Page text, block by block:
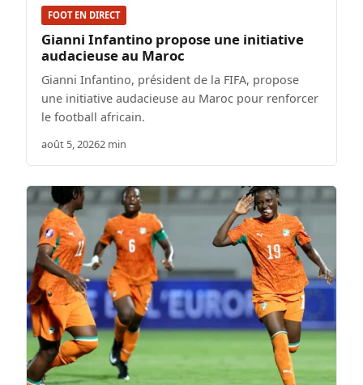
FOOT EN DIRECT
Gianni Infantino propose une initiative
audacieuse au Maroc
Gianni Infantino, président de la FIFA, propose
une initiative audacieuse au Maroc pour renforcer
le football africain.
août 5, 20262 min